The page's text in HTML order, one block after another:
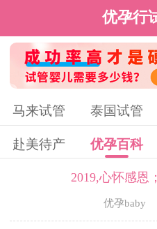
优孕行
马来试管 泰国试管
赴美待产 优孕百科
2019,心怀感恩
优孕baby